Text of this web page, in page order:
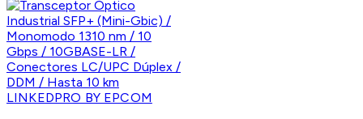
LINKEDPRO BY EPCOM